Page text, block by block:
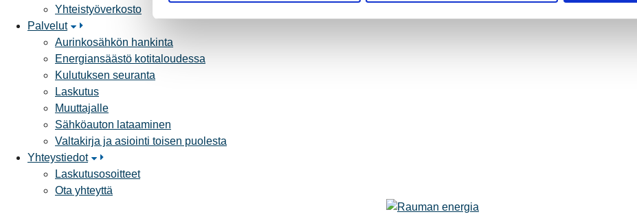
k
s
Yhteistyöverkosto
Palvelut
Aurinkosähkön hankinta
Energiansäästö kotitaloudessa
Kulutuksen seuranta
Laskutus
Muuttajalle
Sähköauton lataaminen
Valtakirja ja asiointi toisen puolesta
Yhteystiedot
Laskutusosoitteet
Ota yhteyttä